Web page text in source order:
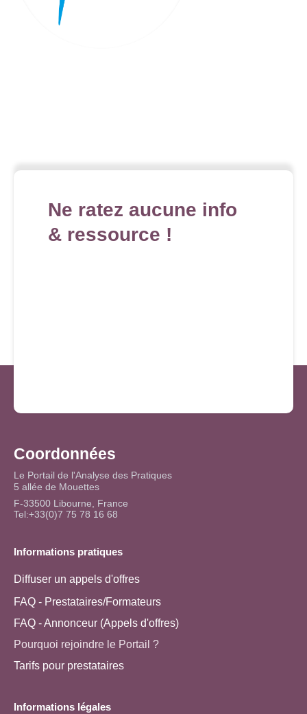
Ne ratez aucune info
& ressource !
Coordonnées
Le Portail de l'Analyse des Pratiques
5 allée de Mouettes
F-33500 Libourne, France
Tel:+33(0)7 75 78 16 68
Informations pratiques
Diffuser un appels d'offres
FAQ - Prestataires/Formateurs
FAQ - Annonceur (Appels d'offres)
Pourquoi rejoindre le Portail ?
Tarifs pour prestataires
Informations légales